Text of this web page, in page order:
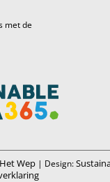
met de
Het Wep | Design: